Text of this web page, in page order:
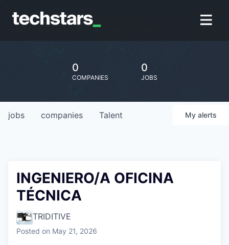
0
COMPANIES
0
JOBS
jobs companies Talent My alerts
INGENIERO/A OFICINA
TÉCNICA
TRIDITIVE
Posted on May 21, 2026